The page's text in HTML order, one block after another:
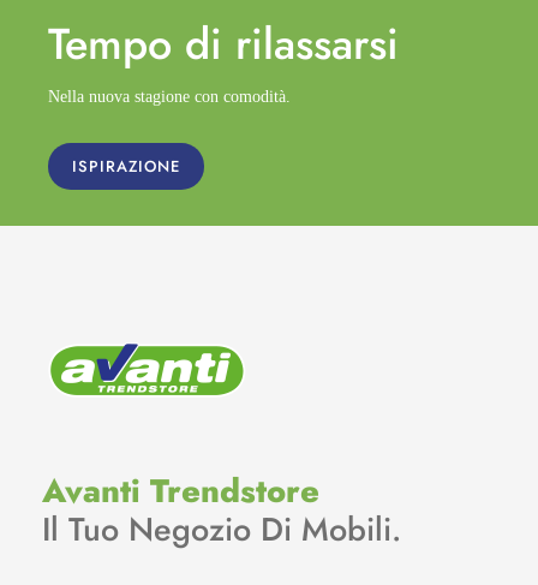
Tempo di rilassarsi
Nella nuova stagione con comodità.
ISPIRAZIONE
Avanti Trendstore
Il Tuo Negozio Di Mobili.